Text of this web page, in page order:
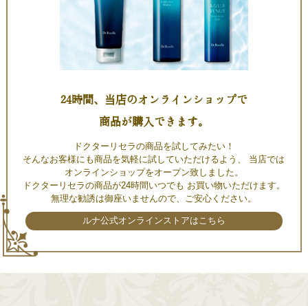
24時間、当店のオンラインショップで
商品が購入できます。
ドクターリセラの商品を試してみたい！
そんなお客様にも商品を気軽に試していただけるよう、 当店では
オンラインショップをオープン致しました。
ドクターリセラの商品が24時間いつでも お買い物いただけます。
無理な勧誘は御座いませんので、ご安心ください。
ルナ公式オンラインストアはこちら